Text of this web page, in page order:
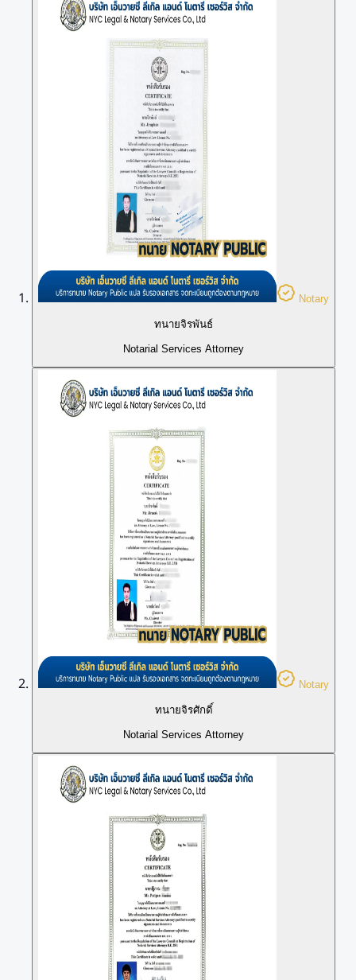
Notary
ทนายจิรพันธ์
Notarial Services Attorney
Notary
ทนายจิรศักดิ์
Notarial Services Attorney